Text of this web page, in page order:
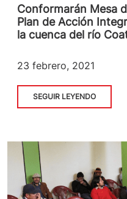
Conformarán Mesa
Plan de Acción
23 febrero, 2021
SEGUIR LEYENDO